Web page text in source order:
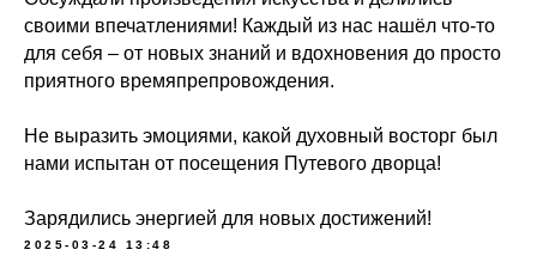
своими впечатлениями! Каждый из нас нашёл что-то
для себя – от новых знаний и вдохновения до просто
приятного времяпрепровождения.
Не выразить эмоциями, какой духовный восторг был
нами испытан от посещения Путевого дворца!
Зарядились энергией для новых достижений!
2025-03-24 13:48